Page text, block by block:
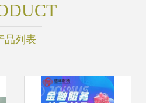
品列表